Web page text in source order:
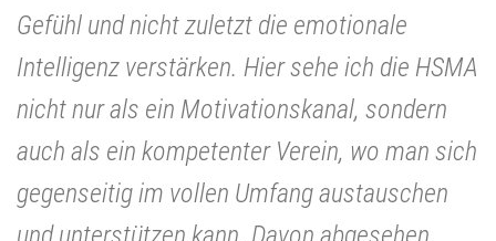
Gefühl und nicht zuletzt die emotionale
Intelligenz verstärken. Hier sehe ich die HSMA
nicht nur als ein Motivationskanal, sondern
auch als ein kompetenter Verein, wo man sich
gegenseitig im vollen Umfang austauschen